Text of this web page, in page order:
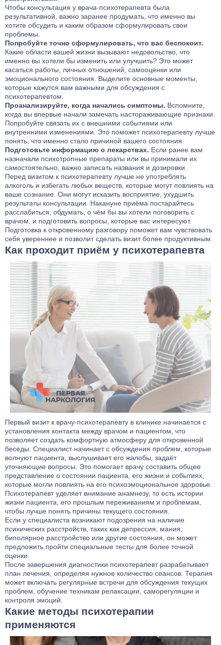
Чтобы консультация у врача-психотерапевта была
результативной, важно заранее продумать, что именно вы
хотите обсудить и каким образом сформулировать свои
проблемы.
Попробуйте точно сформулировать, что вас беспокоит.
Какие области вашей жизни вызывают недовольство, что
именно вы хотели бы изменить или улучшить? Это может
касаться работы, личных отношений, самооценки или
эмоционального состояния. Выделите основные моменты,
которые кажутся вам важными для обсуждения с
психотерапевтом.
Проанализируйте, когда начались симптомы. Вспомните,
когда вы впервые начали замечать настораживающие признаки.
Попробуйте связать их с внешними событиями или
внутренними изменениями. Это поможет психотерапевту лучше
понять, что именно стало причиной вашего состояния.
Подготовьте информацию о лекарствах. Если ранее вам
назначали психотропные препараты или вы принимали их
самостоятельно, важно записать названия и дозировки.
Перед визитом к психотерапевту лучше не употреблять
алкоголь и избегать любых веществ, которые могут повлиять на
ваше сознание. Они могут исказить восприятие, ухудшить
результаты консультации. Накануне приёма постарайтесь
расслабиться, обдумать, о чём бы вы хотели поговорить с
врачом, и подготовить вопросы, которые вас интересуют.
Подготовка к откровенному разговору поможет вам чувствовать
себя увереннее и позволит сделать визит более продуктивным.
Как проходит приём у психотерапевта
Первый визит к врачу-психотерапевту в клинике начинается с
установления контакта между врачом и пациентом, что
позволяет создать комфортную атмосферу для откровенной
беседы. Специалист начинает с обсуждения проблем, которые
волнуют пациента, выслушивает его жалобы, задаёт
уточняющие вопросы. Это помогает врачу составить общее
представление о состоянии пациента, его жизни и событиях,
которые могли повлиять на его психоэмоциональное здоровье.
Психотерапевт уделяет внимание анамнезу, то есть истории
жизни пациента, его прошлым переживаниям и проблемам,
чтобы лучше понять причины текущего состояния.
Если у специалиста возникают подозрения на наличие
психических расстройств, таких как депрессия, мания,
биполярное расстройство или другие состояния, он может
предложить пройти специальные тесты для более точной
оценки.
После завершения диагностики психотерапевт разрабатывает
план лечения, определяя нужное количество сеансов. Терапия
может включать регулярные встречи для обсуждения текущих
проблем, обучение техникам релаксации, саморегуляции и
контроля эмоций.
Какие методы психотерапии
применяются